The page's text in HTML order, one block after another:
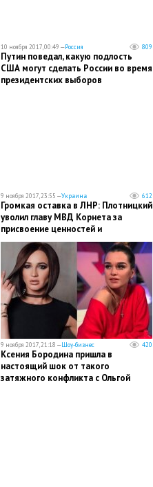
10 ноября 2017, 00:49 —Россия 809
Путин поведал, какую подлость
США могут сделать России во время
президентских выборов
9 ноября 2017, 23:55 —Украина 612
Громкая оставка в ЛНР: Плотницкий
уволил главу МВД Корнета за
присвоение ценностей и
проживание в чужом доме на
протяжении трех лет - кадры
9 ноября 2017, 21:18 —Шоу-бизнес 420
Ксения Бородина пришла в
настоящий шок от такого
затяжного конфликта с Ольгой